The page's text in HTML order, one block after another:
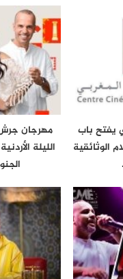
يفتح باب
الوثائقية
مهرجان
الليلة